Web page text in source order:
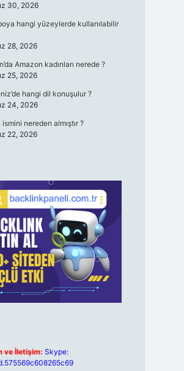
30, 2026
hangi yüzeylerde kullanılabilir
28, 2026
Amazon kadınları nerede ?
25, 2026
hangi dil konuşulur ?
24, 2026
nereden almıştır ?
22, 2026
ve İletişim: Skype: